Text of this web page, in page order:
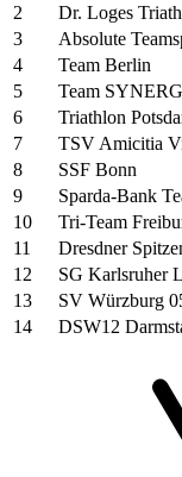
2
Dr. Loges
3
Absolute
4
Team Berlin
5
Team
6
Triathlon
7
TSV Amicitia
8
SSF Bonn
9
Sparda-Bank
10
Tri-Team
11
Dresdner
12
SG Karlsruher
13
SV Würzburg
14
DSW12